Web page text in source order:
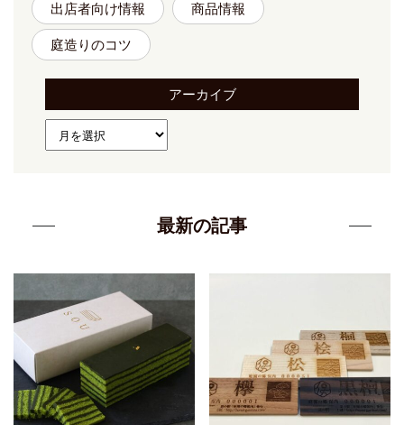
出店者向け情報 商品情報
庭造りのコツ
アーカイブ
最新の記事